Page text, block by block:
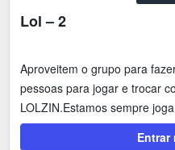
Lol – 2
Aproveitem o grupo para
pessoas para jogar e trocar
LOLZIN.Estamos sempre
Entrar